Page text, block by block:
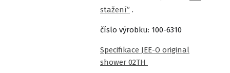
stažení” .
číslo výrobku: 100-6310
Specifikace JEE-O original
shower 02TH